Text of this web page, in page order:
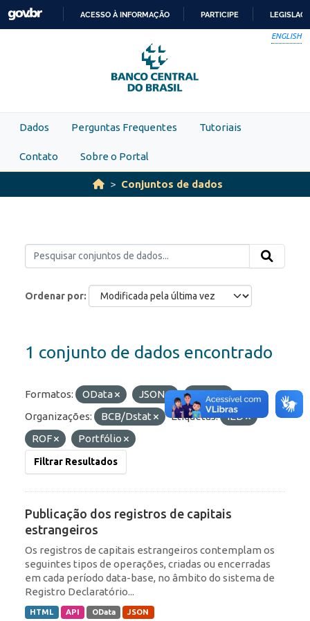
Skip to main content
PARA
O
CONTEÚDO
ACESSO À INFORMAÇÃO PARTICIPE
ENGLISH
Dados Perguntas Frequentes Tutoriais
Contato Sobre o Portal
Conjuntos de dados
Ordenar por
1 conjunto de dados encontrado
Formatos: OData JSON
HTML
Organizações:
BCB/Dstat Etiquetas:
IED
ROF
Portfólio
Filtrar Resultados
Publicação dos registros de capitais
estrangeiros
Os registros de capitais estrangeiros contemplam os
seguintes tipos de operações, criadas ou encerradas
em cada período data-base, no âmbito do sistema de
Registro Declaratório...
HTML API OData JSON